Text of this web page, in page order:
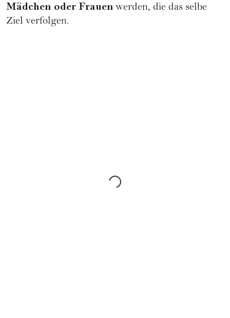
Mädchen oder Frauen werden, die das selbe
Ziel verfolgen.